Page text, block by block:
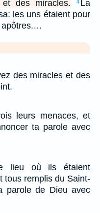
des miracles.
4 La
les uns étaient pour
apôtres.…
des miracles et des
leurs menaces, et
ta parole avec
lieu où ils étaient
tous remplis du Saint-
parole de Dieu avec